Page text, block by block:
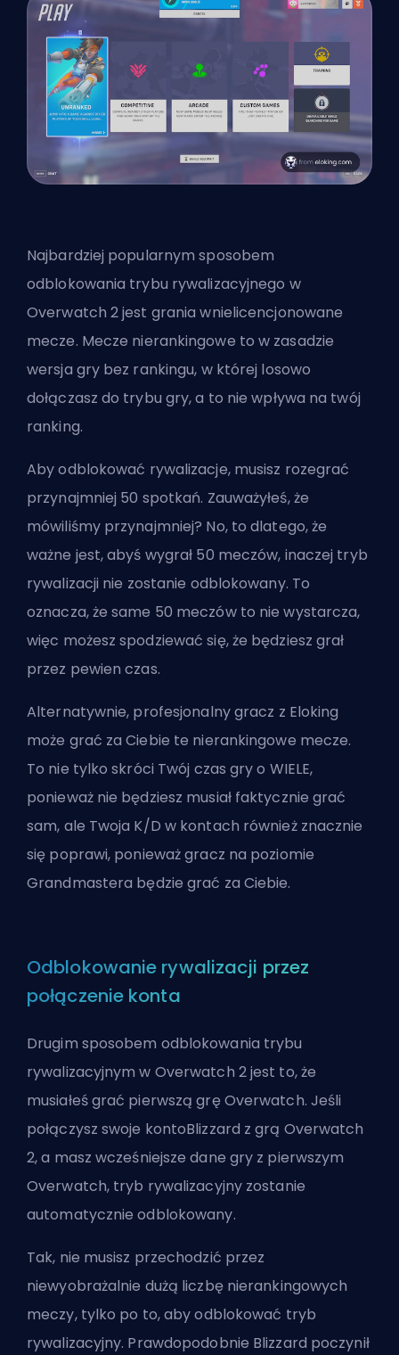
Najbardziej popularnym sposobem
odblokowania trybu rywalizacyjnego w
Overwatch 2 jest grania wnielicencjonowane
mecze. Mecze nierankingowe to w zasadzie
wersja gry bez rankingu, w której losowo
dołączasz do trybu gry, a to nie wpływa na twój
ranking.
Aby odblokować rywalizacje, musisz rozegrać
przynajmniej 50 spotkań. Zauważyłeś, że
mówiliśmy przynajmniej? No, to dlatego, że
ważne jest, abyś wygrał 50 meczów, inaczej tryb
rywalizacji nie zostanie odblokowany. To
oznacza, że same 50 meczów to nie wystarcza,
więc możesz spodziewać się, że będziesz grał
przez pewien czas.
Alternatywnie, profesjonalny gracz z Eloking
może grać za Ciebie te nierankingowe mecze.
To nie tylko skróci Twój czas gry o WIELE,
ponieważ nie będziesz musiał faktycznie grać
sam, ale Twoja K/D w kontach również znacznie
się poprawi, ponieważ gracz na poziomie
Grandmastera będzie grać za Ciebie.
Odblokowanie rywalizacji przez
połączenie konta
Drugim sposobem odblokowania trybu
rywalizacyjnym w Overwatch 2 jest to, że
musiałeś grać pierwszą grę Overwatch. Jeśli
połączysz swoje kontoBlizzard z grą Overwatch
2, a masz wcześniejsze dane gry z pierwszym
Overwatch, tryb rywalizacyjny zostanie
automatycznie odblokowany.
Tak, nie musisz przechodzić przez
niewyobrażalnie dużą liczbę nierankingowych
meczy, tylko po to, aby odblokować tryb
rywalizacyjny. Prawdopodobnie Blizzard poczynił